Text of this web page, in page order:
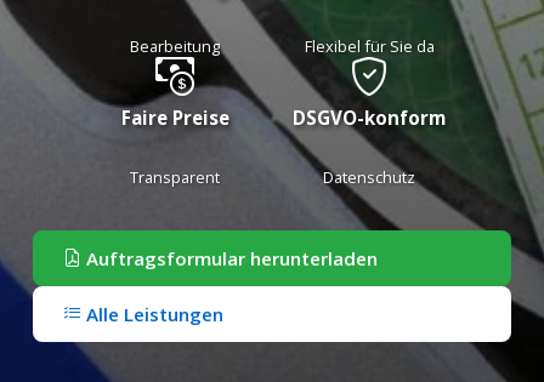
Bearbeitung Flexibel für Sie da
Faire Preise
Transparent
DSGVO-konform
Datenschutz
Auftragsformular herunterladen
Alle Leistungen